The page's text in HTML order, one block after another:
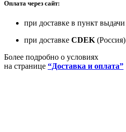
Оплата через сайт:
при доставке в пункт выдачи
при доставке CDEK (Россия)
Более подробно о условиях
на странице “Доставка и оплата”